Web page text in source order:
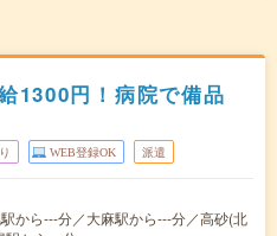
1300円！病院で備品
WEB登録OK 派遣
から---分／大麻駅から---分／高砂(北